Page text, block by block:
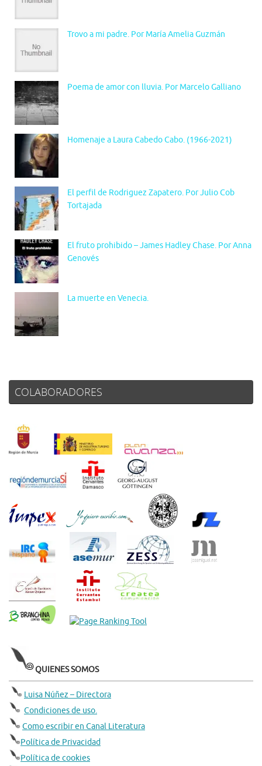
Trovo a mi padre. Por María Amelia Guzmán
Poema de amor con lluvia. Por Marcelo Galliano
Homenaje a Laura Cabedo Cabo. (1966-2021)
El perfil de Rodriguez Zapatero. Por Julio Cob
Tortajada
El fruto prohibido – James Hadley Chase. Por Anna
Genovés
La muerte en Venecia.
COLABORADORES
QUIENES SOMOS
Luisa Núñez – Directora
Condiciones de uso.
Como escribir en Canal Literatura
Política de Privacidad
Política de cookies